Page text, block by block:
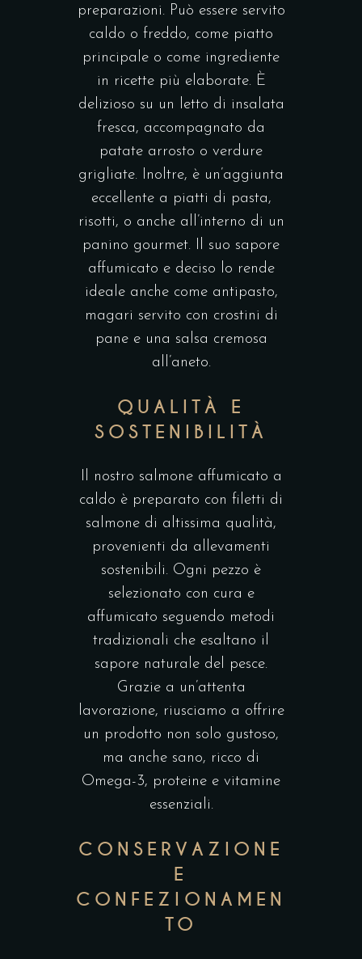
preparazioni. Può essere servito
caldo o freddo, come piatto
principale o come ingrediente
in ricette più elaborate. È
delizioso su un letto di insalata
fresca, accompagnato da
patate arrosto o verdure
grigliate. Inoltre, è un’aggiunta
eccellente a piatti di pasta,
risotti, o anche all’interno di un
panino gourmet. Il suo sapore
affumicato e deciso lo rende
ideale anche come antipasto,
magari servito con crostini di
pane e una salsa cremosa
all’aneto.
QUALITÀ E
SOSTENIBILITÀ
Il nostro salmone affumicato a
caldo è preparato con filetti di
salmone di altissima qualità,
provenienti da allevamenti
sostenibili. Ogni pezzo è
selezionato con cura e
affumicato seguendo metodi
tradizionali che esaltano il
sapore naturale del pesce.
Grazie a un’attenta
lavorazione, riusciamo a offrire
un prodotto non solo gustoso,
ma anche sano, ricco di
Omega-3, proteine e vitamine
essenziali.
CONSERVAZIONE
E
CONFEZIONAMEN
TO